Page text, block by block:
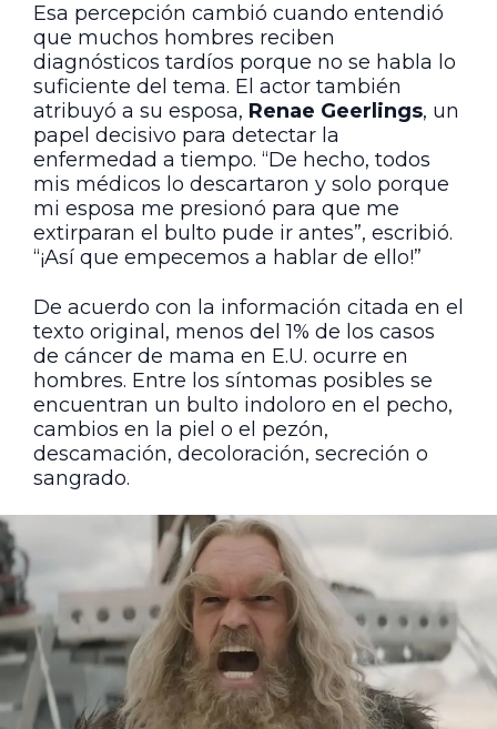
Esa percepción cambió cuando entendió
que muchos hombres reciben
diagnósticos tardíos porque no se habla lo
suficiente del tema. El actor también
atribuyó a su esposa, Renae Geerlings, un
papel decisivo para detectar la
enfermedad a tiempo. “De hecho, todos
mis médicos lo descartaron y solo porque
mi esposa me presionó para que me
extirparan el bulto pude ir antes”, escribió.
“¡Así que empecemos a hablar de ello!”
De acuerdo con la información citada en el
texto original, menos del 1% de los casos
de cáncer de mama en E.U. ocurre en
hombres. Entre los síntomas posibles se
encuentran un bulto indoloro en el pecho,
cambios en la piel o el pezón,
descamación, decoloración, secreción o
sangrado.